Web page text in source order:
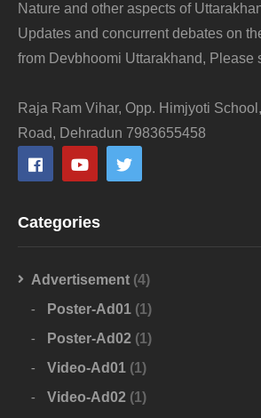
Nature and other aspects of
Updates and concurrent debates on
from Devbhoomi Uttarakhand, Please
Raja Ram Vihar, Opp. Himjyoti
Road, Dehradun 7983655458
Categories
Advertisement (4)
Poster-Ad01 (1)
Poster-Ad02 (1)
Video-Ad01 (1)
Video-Ad02 (1)